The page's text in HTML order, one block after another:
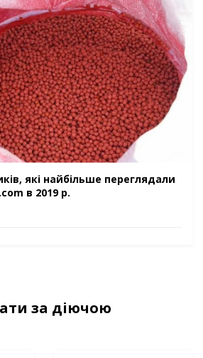
які найбільше переглядали
в 2019 р.
за діючою